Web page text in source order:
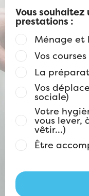
Vous souhaitez
prestations :
Ménage et
Vos courses
La
Vos
sociale)
Votre
vous lever,
vêtir...)
Être